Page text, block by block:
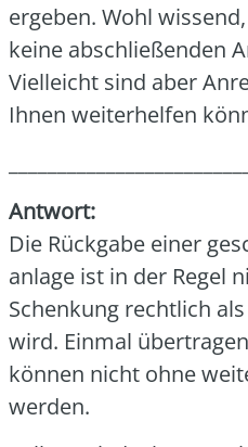
erge­ben. Wohl
kei­ne abschlie­ßen­den
Viel­leicht sind aber
Ihnen wei­ter­hel­fen
Ant­wort:
Die Rück­ga­be einer
an­la­ge ist in der Regel
Schen­kung recht­lich
wird. Ein­mal
kön­nen nicht ohne
wer­den.